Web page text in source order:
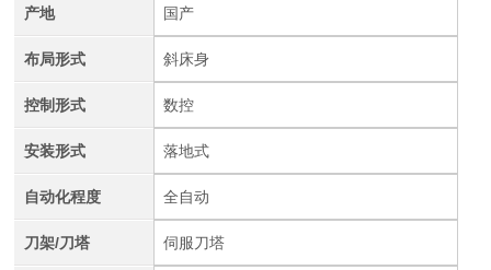
产地 国产
布局形式 斜床身
控制形式 数控
安装形式 落地式
自动化程度 全自动
刀架/刀塔 伺服刀塔